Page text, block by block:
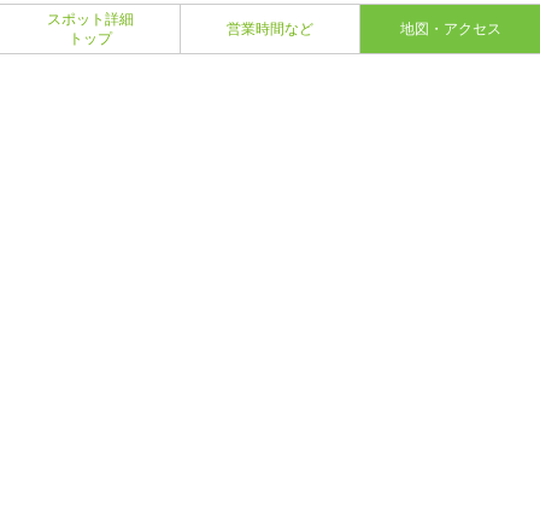
スポット詳細
トップ
営業時間など 地図・アクセス